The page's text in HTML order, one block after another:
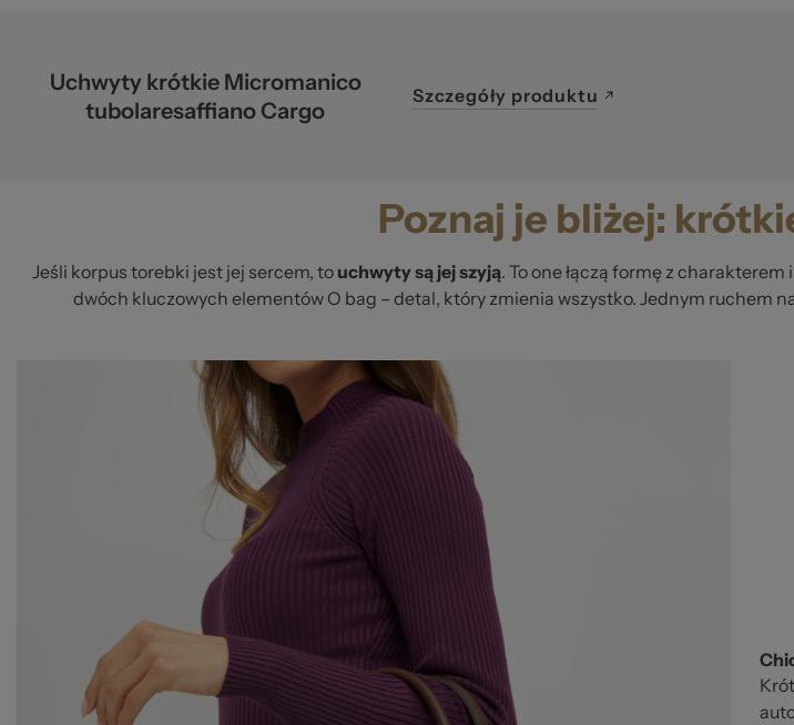
Poznaj je bliżej:
Jeśli korpus torebki jest jej sercem, to uchwyty są jej szyją. To one łączą formę z
dwóch kluczowych elementów O bag – detal, który zmienia wszystko. Jednym ruchem
Uchwyty krótkie Micromanico
tubolaresaffiano Cargo
Szczegóły produktu